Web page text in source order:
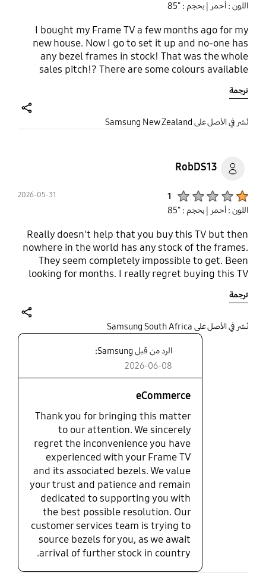
اللون : أحمر | بحجم : "85
I bought my Frame TV a few months ago for my
new house. Now I go to set it up and no-one has
any bezel frames in stock! That was the whole
sales pitch!? There are some colours available
before buying it, good luck.
ترجمة
نُشر في الأصل على Samsung New Zealand
RobDS13
1
2026-05-31
اللون : أحمر | بحجم : "85
Really doesn't help that you buy this TV but then
nowhere in the world has any stock of the frames.
They seem completely impossible to get. Been
looking for months. I really regret buying this TV
sell you on.
ترجمة
نُشر في الأصل على Samsung South Africa
الرد من قبل Samsung:
2026-06-08
eCommerce
Thank you for bringing this matter
to our attention. We sincerely
regret the inconvenience you have
experienced with your Frame TV
and its associated bezels. We value
your trust and patience and remain
dedicated to supporting you with
the best possible resolution. Our
customer services team is trying to
source bezels for you, as we await
arrival of further stock in country.